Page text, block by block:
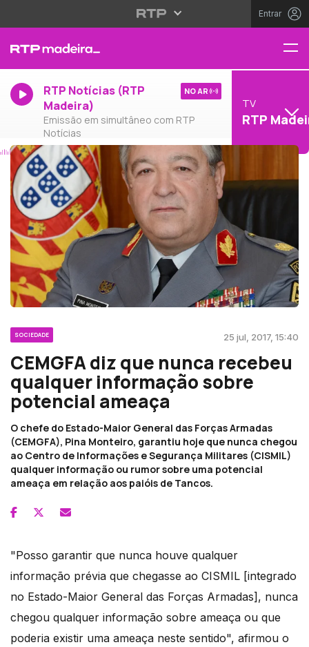
Entrar
RTP Notícias (RTP
Madeira)
Emissão em simultâneo com RTP
Notícias
NO AR
TV
RTP
SOCIEDADE 25 jul, 2017, 15:40
CEMGFA diz que nunca recebeu
qualquer informação sobre
potencial ameaça
O chefe do Estado-Maior General das Forças Armadas
(CEMGFA), Pina Monteiro, garantiu hoje que nunca chegou
ao Centro de Informações e Segurança Militares (CISMIL)
qualquer informação ou rumor sobre uma potencial
ameaça em relação aos paióis de Tancos.
"Posso garantir que nunca houve qualquer
informação prévia que chegasse ao CISMIL [integrado
no Estado-Maior General das Forças Armadas], nunca
chegou qualquer informação sobre ameaça ou que
poderia existir uma ameaça neste sentido", afirmou o